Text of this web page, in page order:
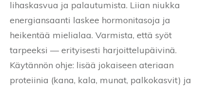
lihaskasvua ja palautumista. Liian niukka
energiansaanti laskee hormonitasoja ja
heikentää mielialaa. Varmista, että syöt
tarpeeksi — erityisesti harjoittelupäivinä.
Käytännön ohje: lisää jokaiseen ateriaan
proteiinia (kana, kala, munat, palkokasvit) ja